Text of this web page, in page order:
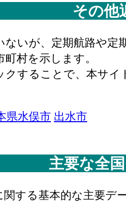
その他
ないが、定期航路や定
村を示します。
クすることで、本サ
県水俣市 出水市
主要な全
関する基本的な主要